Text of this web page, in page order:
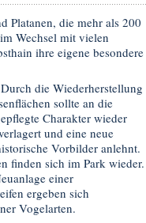
Platanen, die mehr als 200
Wechsel mit vielen
ihre eigene besondere
die Wiederherstellung
sollte an die
Charakter wieder
und eine neue
Vorbilder anlehnt.
finden sich im Park wieder.
einer
ergeben sich
Vogelarten.